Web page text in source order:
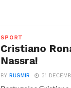
SPORT
Cristiano
Nassra!
BYRUSMIR 31